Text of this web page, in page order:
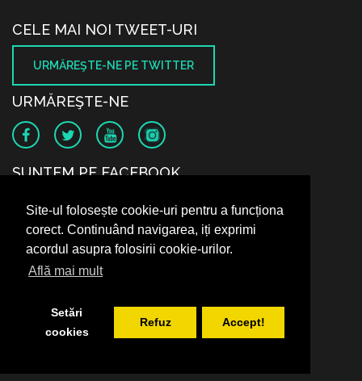
Site-ul folosește cookie-uri pentru a funcționa
corect. Continuând navigarea, iți exprimi
acordul asupra folosirii cookie-urilor.
Află mai mult
Setări
cookies
Refuz Accept!
CELE MAI NOI TWEET-URI
URMĂREŞTE-NE PE TWITTER
URMĂREŞTE-NE
SUNTEM PE FACEBOOK